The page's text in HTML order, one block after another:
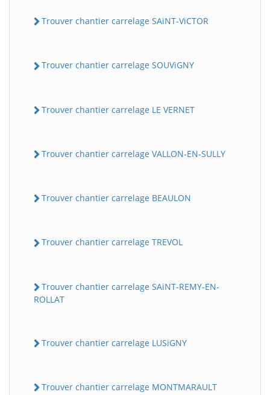
Trouver chantier carrelage SAiNT-ViCTOR
Trouver chantier carrelage SOUViGNY
Trouver chantier carrelage LE VERNET
Trouver chantier carrelage VALLON-EN-SULLY
Trouver chantier carrelage BEAULON
Trouver chantier carrelage TREVOL
Trouver chantier carrelage SAiNT-REMY-EN-
ROLLAT
Trouver chantier carrelage LUSiGNY
Trouver chantier carrelage MONTMARAULT